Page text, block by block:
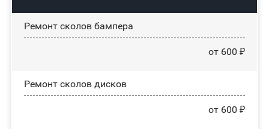
Ремонт сколов бампера
от 600 ₽
Ремонт сколов дисков
от 600 ₽